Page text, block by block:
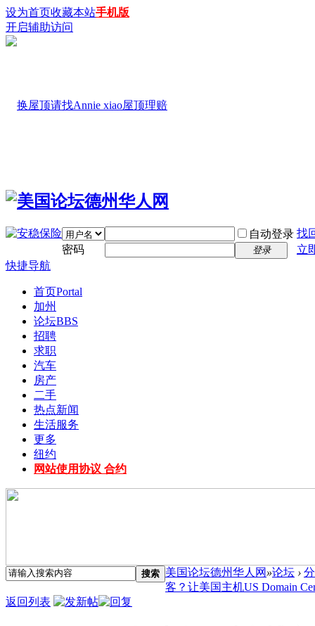
设为首页收藏本站手机版
开启辅助访问
自动登录 找
密码
登录
立
快捷导航
首页Portal
加州
论坛BBS
招聘
求职
汽车
房产
二手
热点新闻
生活服务
更多
纽约
网站使用协议 合约
搜索 美国论坛德州华人网 »论坛 ›
客？让美国主机US Domain
返回列表